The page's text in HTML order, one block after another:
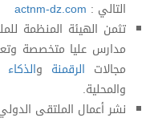
التالي : actnm-dz.com
تثمن الهيئة المنظمة
مدارس عليا متخصصة
مجالات الرقمنة و
والمحلية.
نشر أعمال الملتقى